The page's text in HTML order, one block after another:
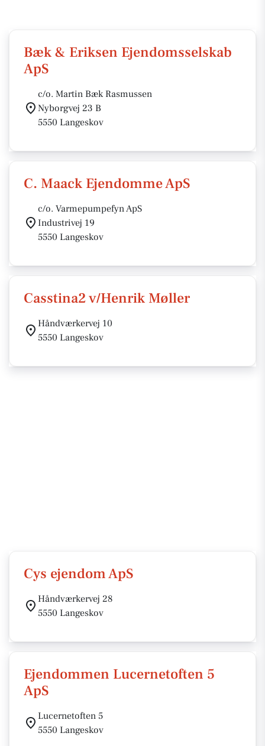
Bæk & Eriksen Ejendomsselskab
ApS
c/o. Martin Bæk Rasmussen
Nyborgvej 23 B
5550 Langeskov
C. Maack Ejendomme ApS
c/o. Varmepumpefyn ApS
Industrivej 19
5550 Langeskov
Casstina2 v/Henrik Møller
Håndværkervej 10
5550 Langeskov
Cys ejendom ApS
Håndværkervej 28
5550 Langeskov
Ejendommen Lucernetoften 5
ApS
Lucernetoften 5
5550 Langeskov